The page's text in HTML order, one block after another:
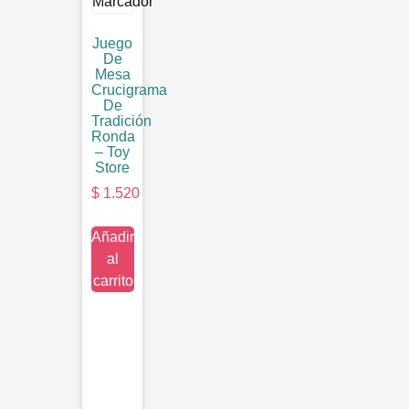
Juego
De
Mesa
Crucigrama
De
Tradición
Ronda
– Toy
Store
$ 1.520
Añadir
al
carrito